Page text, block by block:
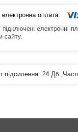
підключені електронні
сайту.
24 Дб